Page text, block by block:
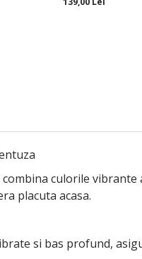
culorile
placuta acasa.
si bas profund,